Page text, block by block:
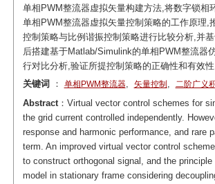
单相PWM整流器虚拟矢量构建方法,将数字锁
单相PWM整流器虚拟矢量控制策略的工作原理
控制策略与比例谐振控制策略进行比较分析,并
后搭建基于Matlab/Simulink的单相PWM整流器
行对比分析,验证所提控制策略的正确性和有效性
关键词
： 单相PWM整流器, 矢量控制 , 二阶广义
Abstract：Virtual vector control schemes for
the grid current controlled independently.
response and harmonic performance, and rare
term. An improved virtual vector control
to construct orthogonal signal, and the
model in stationary frame considering